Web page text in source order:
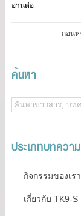
อ่านต่อ
ก่อนห
ค้นหา
ประเภทบทความ
กิจกรรมของเร
เกี่ยวกับ TK9-S